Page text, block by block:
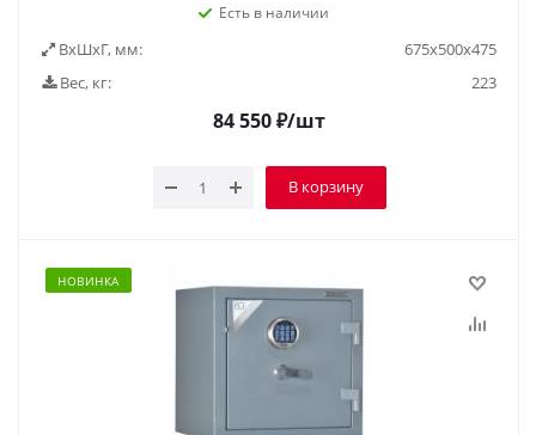
Есть в наличии
ВxШxГ, мм:
675x500x475
Вес, кг:
223
84 550₽/шт
В корзину
НОВИНКА